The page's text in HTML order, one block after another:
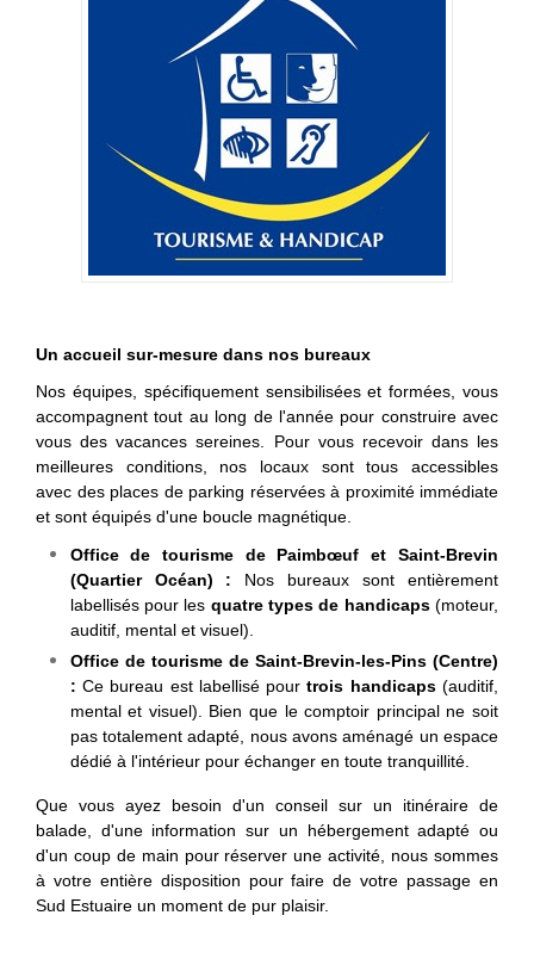
Un accueil sur-mesure dans nos bureaux
Nos équipes, spécifiquement sensibilisées et formées, vous
accompagnent tout au long de l'année pour construire avec
vous des vacances sereines. Pour vous recevoir dans les
meilleures conditions, nos locaux sont tous accessibles
avec des places de parking réservées à proximité immédiate
et sont équipés d'une boucle magnétique.
Office de tourisme de Paimbœuf et Saint-Brevin
(Quartier Océan) : Nos bureaux sont entièrement
labellisés pour les quatre types de handicaps(moteur,
auditif, mental et visuel).
Office de tourisme de Saint-Brevin-les-Pins (Centre)
: Ce bureau est labellisé pourtrois handicaps(auditif,
mental et visuel). Bien que le comptoir principal ne soit
pas totalement adapté, nous avons aménagé un espace
dédié à l'intérieur pour échanger en toute tranquillité.
Que vous ayez besoin d'un conseil sur un itinéraire de
balade, d'une information sur un hébergement adapté ou
d'un coup de main pour réserver une activité, nous sommes
à votre entière disposition pour faire de votre passage en
Sud Estuaire un moment de pur plaisir.